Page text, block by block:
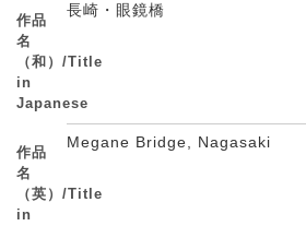
作品
名
（和）/Title
in
Japanese
長崎・眼鏡橋
作品
名
（英）/Title
in
Megane Bridge, Nagasaki